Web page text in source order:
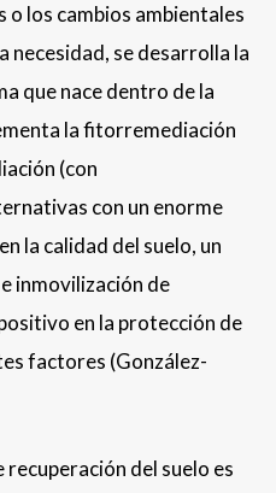
o los cambios ambientales
necesidad, se desarrolla la
que nace dentro de la
la fitorremediación
(con
con un enorme
la calidad del suelo, un
inmovilización de
en la protección de
factores (González-
del suelo es